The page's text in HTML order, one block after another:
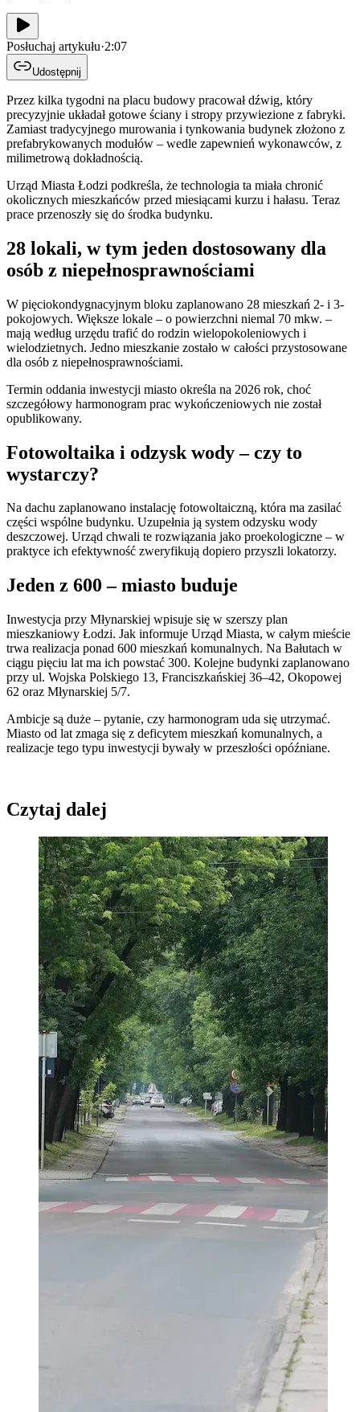
Posłuchaj artykułu·2:07
Udostępnij
Przez kilka tygodni na placu budowy pracował dźwig, który
precyzyjnie układał gotowe ściany i stropy przywiezione z fabryki.
Zamiast tradycyjnego murowania i tynkowania budynek złożono z
prefabrykowanych modułów – wedle zapewnień wykonawców, z
milimetrową dokładnością.
Urząd Miasta Łodzi podkreśla, że technologia ta miała chronić
okolicznych mieszkańców przed miesiącami kurzu i hałasu. Teraz
prace przenoszły się do środka budynku.
28 lokali, w tym jeden dostosowany dla
osób z niepełnosprawnościami
W pięciokondygnacyjnym bloku zaplanowano 28 mieszkań 2- i 3-
pokojowych. Większe lokale – o powierzchni niemal 70 mkw. –
mają według urzędu trafić do rodzin wielopokoleniowych i
wielodzietnych. Jedno mieszkanie zostało w całości przystosowane
dla osób z niepełnosprawnościami.
Termin oddania inwestycji miasto określa na 2026 rok, choć
szczegółowy harmonogram prac wykończeniowych nie został
opublikowany.
Fotowoltaika i odzysk wody – czy to
wystarczy?
Na dachu zaplanowano instalację fotowoltaiczną, która ma zasilać
części wspólne budynku. Uzupełnia ją system odzysku wody
deszczowej. Urząd chwali te rozwiązania jako proekologiczne – w
praktyce ich efektywność zweryfikują dopiero przyszli lokatorzy.
Jeden z 600 – miasto buduje
Inwestycja przy Młynarskiej wpisuje się w szerszy plan
mieszkaniowy Łodzi. Jak informuje Urząd Miasta, w całym mieście
trwa realizacja ponad 600 mieszkań komunalnych. Na Bałutach w
ciągu pięciu lat ma ich powstać 300. Kolejne budynki zaplanowano
przy ul. Wojska Polskiego 13, Franciszkańskiej 36–42, Okopowej
62 oraz Młynarskiej 5/7.
Ambicje są duże – pytanie, czy harmonogram uda się utrzymać.
Miasto od lat zmaga się z deficytem mieszkań komunalnych, a
realizacje tego typu inwestycji bywały w przeszłości opóźniane.
Czytaj dalej